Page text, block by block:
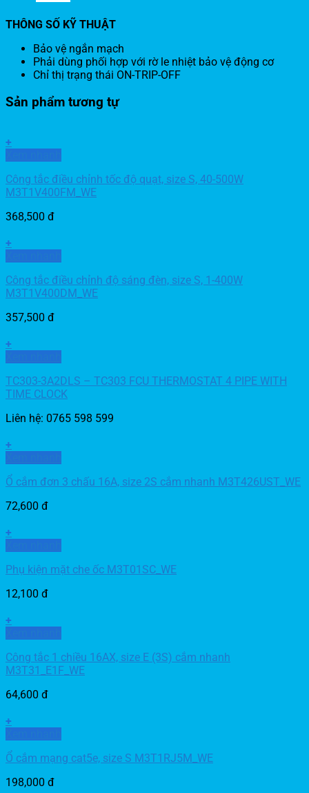
THÔNG SỐ KỸ THUẬT
Bảo vệ ngắn mạch
Phải dùng phối hợp với rờ le nhiệt bảo vệ động cơ
Chỉ thị trạng thái ON-TRIP-OFF
Sản phẩm tương tự
+
Công tắc điều chỉnh tốc độ quạt, size S, 40-500W
M3T1V400FM_WE
368,500 đ
+
Công tắc điều chỉnh độ sáng đèn, size S, 1-400W
M3T1V400DM_WE
357,500 đ
+
TC303-3A2DLS – TC303 FCU THERMOSTAT 4 PIPE WITH
TIME CLOCK
Liên hệ: 0765 598 599
+
Ổ cắm đơn 3 chấu 16A, size 2S cắm nhanh M3T426UST_WE
72,600 đ
+
Phụ kiện mặt che ốc M3T01SC_WE
12,100 đ
+
Công tắc 1 chiều 16AX, size E (3S) cắm nhanh
M3T31_E1F_WE
64,600 đ
+
Ổ cắm mạng cat5e, size S M3T1RJ5M_WE
198,000 đ